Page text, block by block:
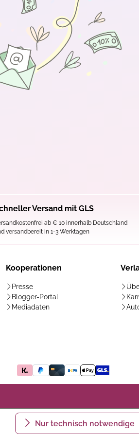
Versand mit GLS
ab € 10 innerhalb Deutschland
versandbereit in 1-3 Werktagen
Kooperationen
Presse
Blogger-Portal
Mediadaten
Nur technisch notwendige